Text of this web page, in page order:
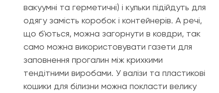
вакуумні та герметичні) і кульки підійдуть для
одягу замість коробок і контейнерів. А речі,
що б'ються, можна загорнути в ковдри, так
само можна використовувати газети для
заповнення прогалин між крихкими
тендітними виробами. У валізи та пластикові
кошики для білизни можна покласти велику